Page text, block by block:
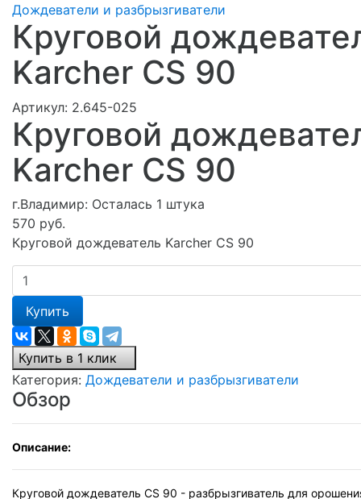
Дождеватели и разбрызгиватели
Круговой
Karcher CS 90
Артикул: 2.645-025
Круговой
Karcher CS 90
г.Владимир: Осталась 1 штука
570 руб.
Круговой дождеватель Karcher CS 90
Купить
Купить в 1 клик
Категория: Дождеватели и разбрызгиватели
Обзор
Описание:
Круговой дождеватель CS 90 - разбрызгиватель для